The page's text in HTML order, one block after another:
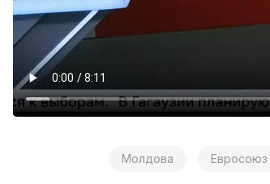
Молдова Евросоюз